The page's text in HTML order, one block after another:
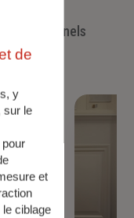
de
y
sur le
et
ciblage